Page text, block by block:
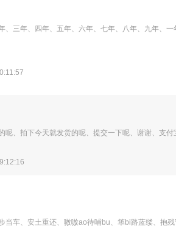
、三年、四年、五年、六年、七年、八年、九年、
呢、拍下今天就发货的呢、提交一下呢、谢谢、支
当车、安土重还、嗷嗷ao待哺bu、筚bi路蓝缕、抱